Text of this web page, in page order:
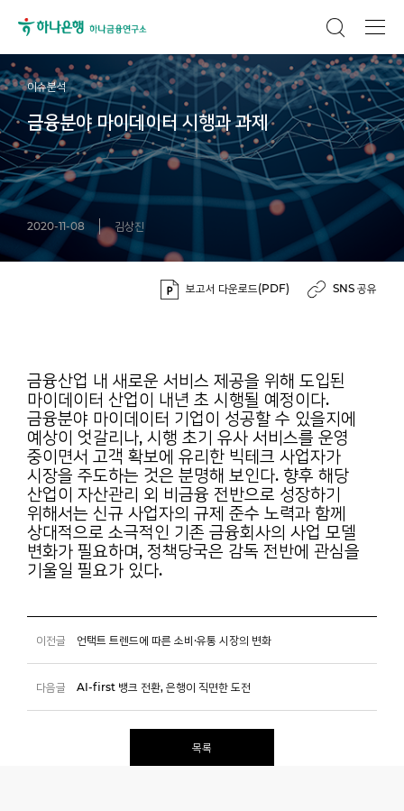
이슈분석
금융분야 마이데이터 시행과 과제
2020-11-08 김상진
보고서 다운로드(PDF) SNS 공유
금융산업 내 새로운 서비스 제공을 위해 도입된
마이데이터 산업이 내년 초 시행될 예정이다.
금융분야 마이데이터 기업이 성공할 수 있을지에
예상이 엇갈리나, 시행 초기 유사 서비스를 운영
중이면서 고객 확보에 유리한 빅테크 사업자가
시장을 주도하는 것은 분명해 보인다. 향후 해당
산업이 자산관리 외 비금융 전반으로 성장하기
위해서는 신규 사업자의 규제 준수 노력과 함께
상대적으로 소극적인 기존 금융회사의 사업 모델
변화가 필요하며, 정책당국은 감독 전반에 관심을
기울일 필요가 있다.
이전글 언택트 트렌드에 따른 소비·유통 시장의 변화
다음글 AI-first 뱅크 전환, 은행이 직면한 도전
목록